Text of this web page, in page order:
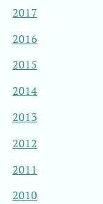
2017
2016
2015
2014
2013
2012
2011
2010